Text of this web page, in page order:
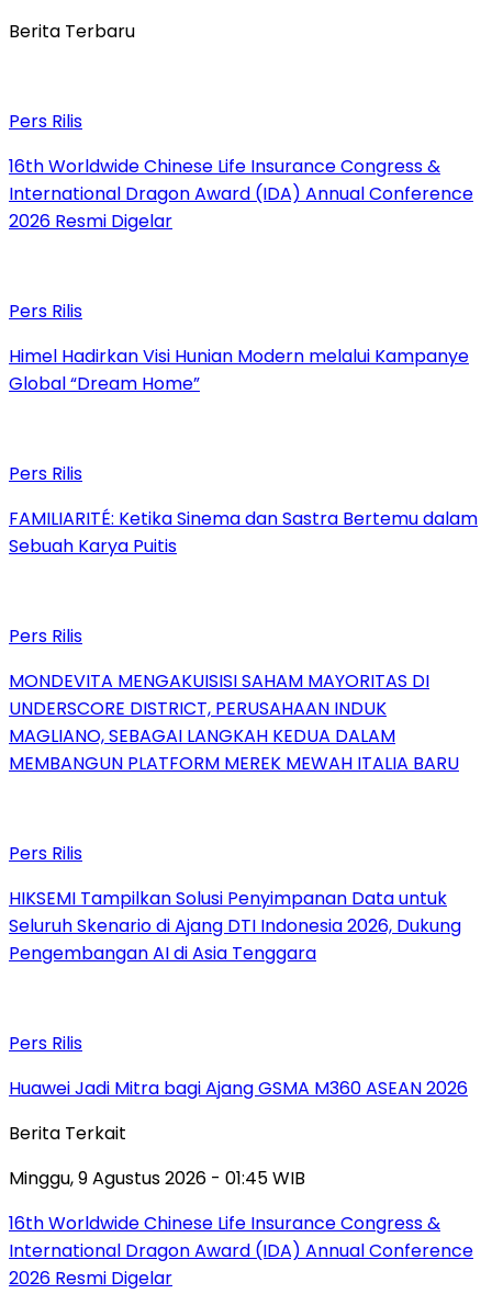
Berita Terbaru
Pers Rilis
16th Worldwide Chinese Life Insurance Congress &
International Dragon Award (IDA) Annual Conference
2026 Resmi Digelar
Pers Rilis
Himel Hadirkan Visi Hunian Modern melalui Kampanye
Global “Dream Home”
Pers Rilis
FAMILIARITÉ: Ketika Sinema dan Sastra Bertemu dalam
Sebuah Karya Puitis
Pers Rilis
MONDEVITA MENGAKUISISI SAHAM MAYORITAS DI
UNDERSCORE DISTRICT, PERUSAHAAN INDUK
MAGLIANO, SEBAGAI LANGKAH KEDUA DALAM
MEMBANGUN PLATFORM MEREK MEWAH ITALIA BARU
Pers Rilis
HIKSEMI Tampilkan Solusi Penyimpanan Data untuk
Seluruh Skenario di Ajang DTI Indonesia 2026, Dukung
Pengembangan AI di Asia Tenggara
Pers Rilis
Huawei Jadi Mitra bagi Ajang GSMA M360 ASEAN 2026
Berita Terkait
Minggu, 9 Agustus 2026 - 01:45 WIB
16th Worldwide Chinese Life Insurance Congress &
International Dragon Award (IDA) Annual Conference
2026 Resmi Digelar